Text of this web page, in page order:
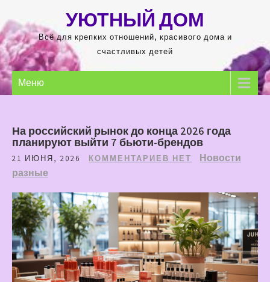
содержимому
УЮТНЫЙ ДОМ
Всё для крепких отношений, красивого дома и
счастливых детей
Меню
На российский рынок до конца 2026 года
планируют выйти 7 бьюти-брендов
21 ИЮНЯ, 2026 КОММЕНТАРИЕВ НЕТ
Новости
разные